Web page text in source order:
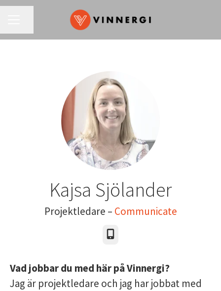
Kajsa Sjölander
Projektledare – Communicate
Telefon
Vad jobbar du med här på Vinnergi?
Jag är projektledare och jag har jobbat med